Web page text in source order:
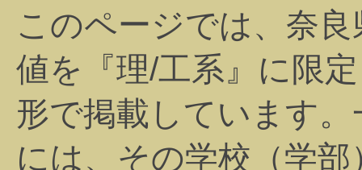
このページでは、奈
値を『理/工系』に限
形で掲載しています
には、その学校（学